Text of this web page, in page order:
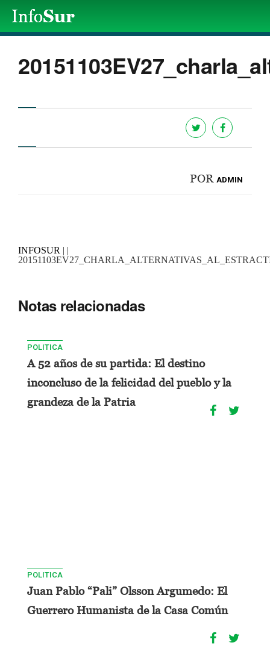
POR ADMIN
INFOSUR | |
Notas relacionadas
POLITICA
A 52 años de su partida: El destino
inconcluso de la felicidad del pueblo y la
grandeza de la Patria
POLITICA
Juan Pablo “Pali” Olsson Argumedo: El
Guerrero Humanista de la Casa Común